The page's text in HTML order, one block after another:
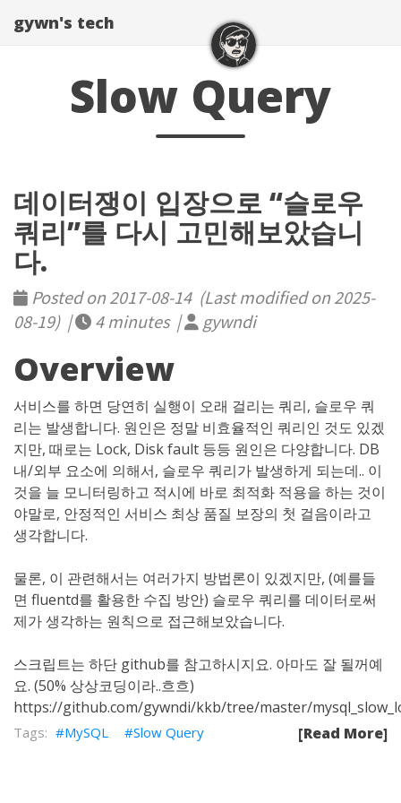
gywn's tech
Slow Query
데이터쟁이 입장으로 “슬로우
쿼리”를 다시 고민해보았습니
다.
Posted on 2017-08-14 (Last modified on 2025-
08-19) |
4 minutes | gywndi
Overview
서비스를 하면 당연히 실행이 오래 걸리는 쿼리, 슬로우 쿼
리는 발생합니다. 원인은 정말 비효율적인 쿼리인 것도 있겠
지만, 때로는 Lock, Disk fault 등등 원인은 다양합니다. DB
내/외부 요소에 의해서, 슬로우 쿼리가 발생하게 되는데.. 이
것을 늘 모니터링하고 적시에 바로 최적화 적용을 하는 것이
야말로, 안정적인 서비스 최상 품질 보장의 첫 걸음이라고
생각합니다.
물론, 이 관련해서는 여러가지 방법론이 있겠지만, (예를들
면 fluentd를 활용한 수집 방안) 슬로우 쿼리를 데이터로써
제가 생각하는 원칙으로 접근해보았습니다.
스크립트는 하단 github를 참고하시지요. 아마도 잘 될꺼예
요. (50% 상상코딩이라..흐흐)
https://github.com/gywndi/kkb/tree/master/
[Read More]
MySQL Slow Query